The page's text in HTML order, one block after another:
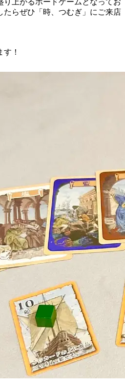
たらぜひ「時、つむぎ」にご来店
！